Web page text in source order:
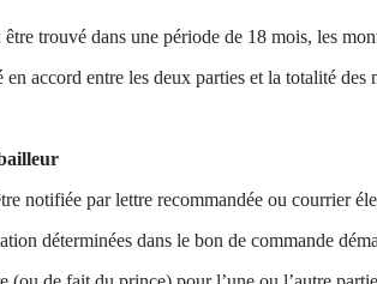
être trouvé dans une période de 18 mois, les
accord entre les deux parties et la totalité
notifiée par lettre recommandée ou courrier
déterminées dans le bon de commande